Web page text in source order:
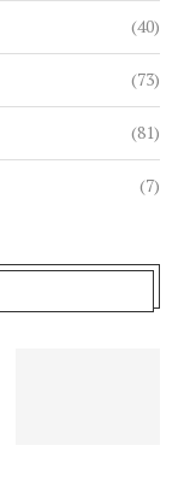
(40)
(73)
(81)
(7)